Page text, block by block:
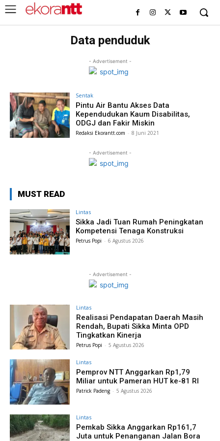
Data penduduk
- Advertisement -
Sentak
Pintu Air Bantu Akses Data
Kependudukan Kaum Disabilitas,
ODGJ dan Fakir Miskin
Redaksi Ekorantt.com - 8 Juni 2021
- Advertisement -
MUST READ
Lintas
Sikka Jadi Tuan Rumah Peningkatan
Kompetensi Tenaga Konstruksi
Petrus Popi - 6 Agustus 2026
- Advertisement -
Lintas
Realisasi Pendapatan Daerah Masih
Rendah, Bupati Sikka Minta OPD
Tingkatkan Kinerja
Petrus Popi - 5 Agustus 2026
Lintas
Pemprov NTT Anggarkan Rp1,79
Miliar untuk Pameran HUT ke-81 RI
Patrick Padeng - 5 Agustus 2026
Lintas
Pemkab Sikka Anggarkan Rp161,7
Juta untuk Penanganan Jalan Bora